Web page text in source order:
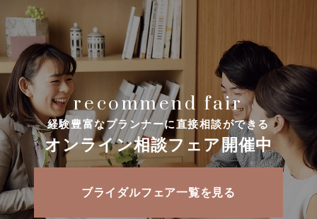
recommend fair
経験豊富なプランナーに直接相談ができる
オンライン相談フェア開催中
ブライダルフェア一覧を見る